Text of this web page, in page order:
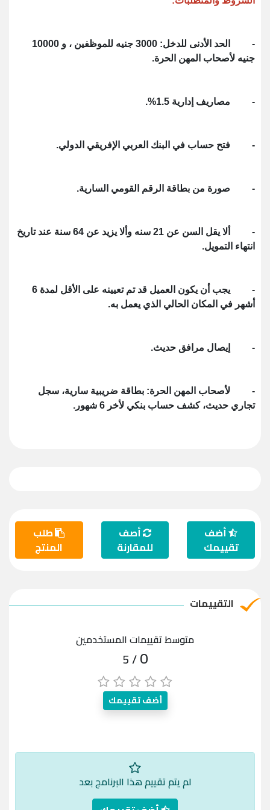
- الحد الأدنى للدخل: 3000 جنيه للموظفين ، و 10000
جنيه لأصحاب المهن الحرة.
- مصاريف إدارية 1.5%.
- فتح حساب في البنك العربي الإفريقي الدولي.
- صورة من بطاقة الرقم القومي السارية.
- ألا يقل السن عن 21 سنه وألا يزيد عن 64 سنة عند تاريخ
انتهاء التمويل.
- يجب أن يكون العميل قد تم تعيينه على الأقل لمدة 6
أشهر في المكان الحالي الذي يعمل به.
- إيصال مرافق حديث.
- لأصحاب المهن الحرة: بطاقة ضريبية سارية، سجل
تجاري حديث، كشف حساب بنكي لأخر 6 شهور.
أضف
تقييمك
أصف
للمقارنة
طلب
المنتج
التقييمات
متوسط تقييمات المستخدمين
0
/ 5
أضف تقييمك
لم يتم تقييم هذا البرنامج بعد